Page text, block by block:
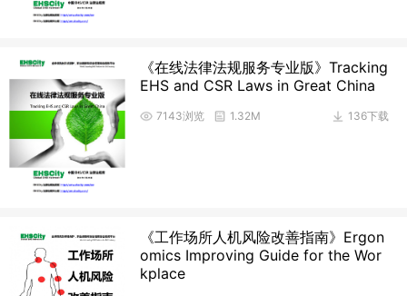
《在线法律法规服务专业版》Tracking
EHS and CSR Laws in Great China
136下载
7143浏览 1.32M
《工作场所人机风险改善指南》Ergon
omics Improving Guide for the Wor
kplace